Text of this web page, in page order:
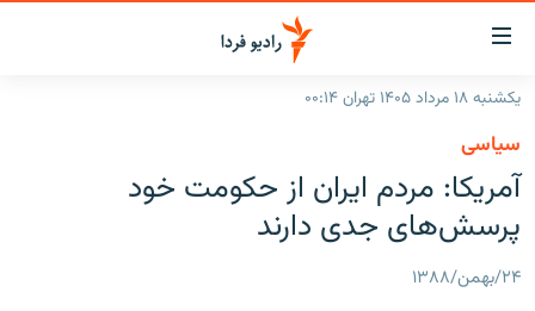
لینک‌های
قابلیت
دسترسی
بازگشت
به
منوی
اصلی
رفتن
ایران
جهان
رادیو
پادکست
یکشنبه ۱۸ مرداد ۱۴۰۵ تهران ۰۰:۱۴
سیاسی
آمریکا: مردم ایران از حکومت خود
پرسش‌های جدی دارند
۲۴/بهمن/۱۳۸۸